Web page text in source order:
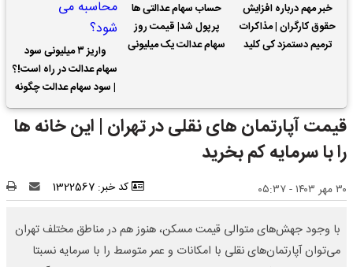
خبر مهم درباره افزایش
حقوق کارگران | مذاکرات
ترمیم دستمزد کی کلید
حساب سهام عدالتی ها
پرپول شد| قیمت روز
سهام عدالت یک میلیونی
واریز ۳ میلیونی سود
سهام عدالت در راه است!؟
| سود سهام عدالت چگونه
محاسبه می شود؟
قیمت آپارتمان های نقلی در تهران | این خانه ها
را با سرمایه کم بخرید
۳۰ مهر ۱۴۰۳ - ۰۵:۳۷ کد خبر: 1322567
با وجود جهش‌های متوالی قیمت مسکن، هنوز هم در مناطق مختلف تهران
می‌توان آپارتمان‌های نقلی با امکانات و عمر متوسط را با سرمایه نسبتا